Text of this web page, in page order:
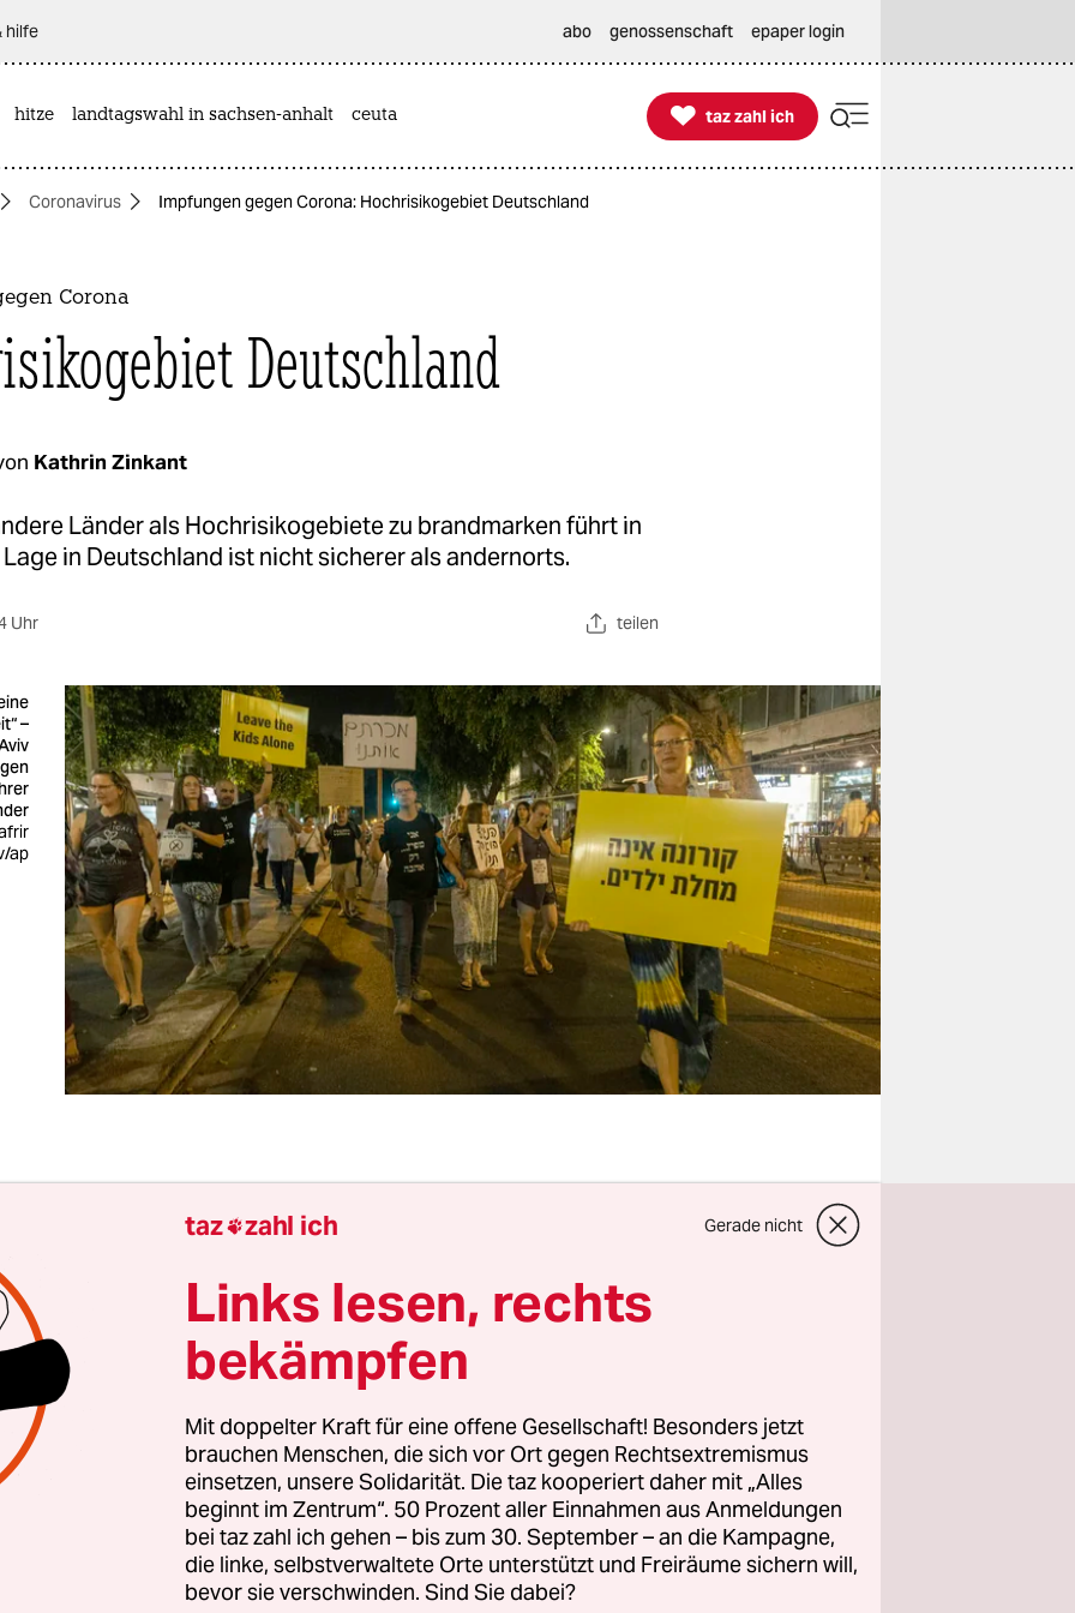
hilfe abo genossenschaft epaper login
hitze landtagswahl in sachsen-anhalt ceuta 
taz zahl ich
taz zahl ich
Coronavirus Impfungen gegen Corona: Hochrisikogebiet Deutschland
Corona
Deutschland
Kathrin Zinkant
Länder als Hochrisikogebiete zu brandmarken führt in
Lage in Deutschland ist nicht sicherer als andernorts.
Uhr teilen
–
ap
ist in der aktuellen Coronalage nun leider keine
Aber man könnte den Eindruck gewinnen, wenn das
Amt vor Reisen in inzwischen wieder zahlreiche
warnt – seit Sonntag auch vor Reisen nach Israel.
nächste Welle bereits mit vollem Tempo, die Zahl der
und Coronatoten steigt. Und das alles,
doch so viel geimpft hat.
ist die Impfquote der Israeliszwar geringfügig höher als
aber wie in Großbritannien und den USA reicht sie
nicht, um die Pandemie in den Griff zu bekommen. Warum
weiß man: Die Impfungen schützen nicht vor Infektionen
taz zahl ich Gerade nicht
Links lesen, rechts
bekämpfen
Mit doppelter Kraft für eine offene Gesellschaft! Besonders jetzt
brauchen Menschen, die sich vor Ort gegen Rechtsextremismus
einsetzen, unsere Solidarität. Die taz kooperiert daher mit „Alles
beginnt im Zentrum“. 50 Prozent aller Einnahmen aus Anmeldungen
bei taz zahl ich gehen – bis zum 30. September – an die Kampagne,
die linke, selbstverwaltete Orte unterstützt und Freiräume sichern will,
bevor sie verschwinden. Sind Sie dabei?